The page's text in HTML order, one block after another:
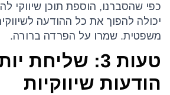
כפי שהסברנו, הוספת תוכן שיווקי
יכולה להפוך את כל ההודעה
משפטית. שמרו על הפרדה ברורה.
טעות 3: שליחת
הודעות שיווקיות